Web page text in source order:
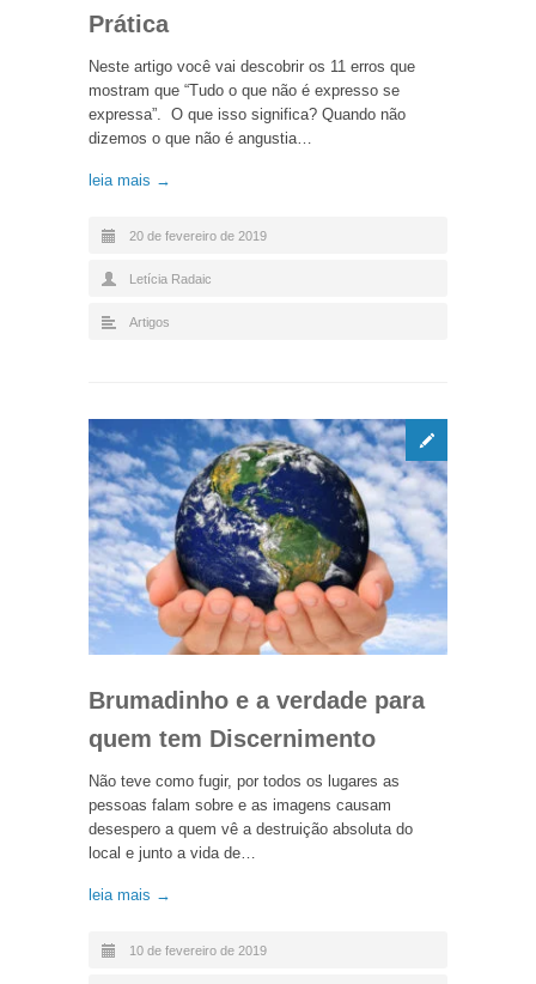
Prática
Neste artigo você vai descobrir os 11 erros que
mostram que “Tudo o que não é expresso se
expressa”. O que isso significa? Quando não
dizemos o que não é angustia…
leia mais →
20 de fevereiro de 2019
Letícia Radaic
Artigos
Brumadinho e a verdade para
quem tem Discernimento
Não teve como fugir, por todos os lugares as
pessoas falam sobre e as imagens causam
desespero a quem vê a destruição absoluta do
local e junto a vida de…
leia mais →
10 de fevereiro de 2019